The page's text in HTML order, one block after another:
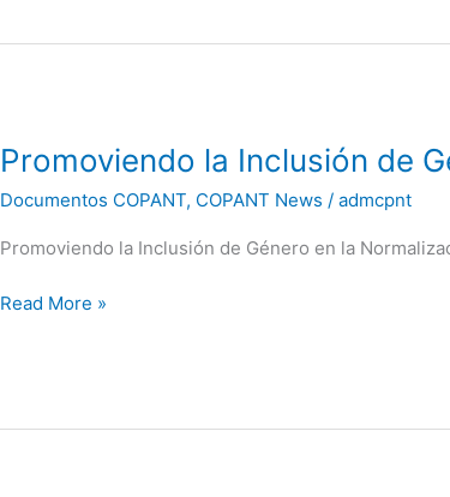
Promoviendo la Inclusión de
Documentos COPANT, COPANT News /admcpnt
Promoviendo la Inclusión de Género en la
Promoviendo
Inclusión
de
en
Read More »